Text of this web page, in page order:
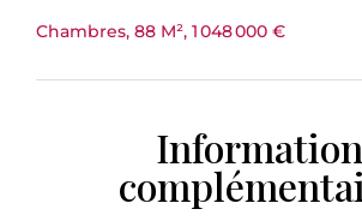
Chambres, 88 M², 1 048 000 €